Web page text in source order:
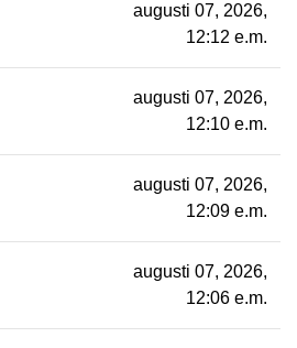
augusti 07, 2026,
12:12 e.m.
augusti 07, 2026,
12:10 e.m.
augusti 07, 2026,
12:09 e.m.
augusti 07, 2026,
12:06 e.m.